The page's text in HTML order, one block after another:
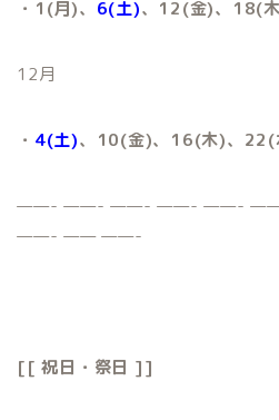
・1(月)、 6(土)、12(金)、18(
12月
・ 4(土)、10(金)、16(木)、
——- ——- ——- ——- ——-
——- —— ——-
[[ 祝日・祭日 ]]